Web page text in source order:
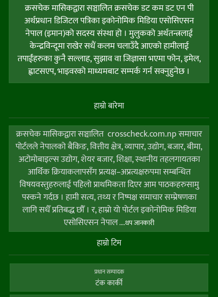
क्रसचेक मासिकद्वारा सञ्चालित क्रसचेक डट कम डट एन पी
अर्थप्रधान डिजिटल पत्रिका इकोनोमिक मिडिया एसोसिएसन
नेपाल (इमान)को सदस्य संस्था हो । मुलुकको अर्थतन्त्रलाई
केन्द्रविन्दूमा राखेर सधैं कलम चलाउँदै आएको हामीलाई
तपाईंहरुका कुनै सल्लाह, सुझाव वा जिज्ञासा भएमा फोन, इमेल,
ह्वाटसएप, भाइवरको माध्यमबाट सम्पर्क गर्न सक्नुहुनेछ ।
हाम्राे बारेमा
क्रसचेक मासिकद्वारा सञ्चालित crosscheck.com.np समाचार
पोर्टलले नेपालको बैकिङ, वित्तीय क्षेत्र, व्यापार, उद्योग, बजार, बीमा,
अटोमोबाइल्स उद्योग, शेयर बजार, शिक्षा, स्थानीय तहलगायतका
आर्थिक क्रियाकलापसँग प्रत्यक्ष–अप्रत्यक्षरुपमा सम्बन्धित
विषयवस्तुहरुलाई पहिलो प्राथमिकता दिएर आम पाठकहरुसामु
पस्कने गर्दछ । हामी सत्य, तथ्य र निष्पक्ष समाचार सम्प्रेषणका
लागि सधैँ प्रतिबद्ध छौँ । र, हाम्राे याे पाेर्टल इकोनोमिक मिडिया
एसोसिएसन नेपाल....थप जानकारी
हाम्राे टिम
प्रधान सम्पादक
टंक कार्की